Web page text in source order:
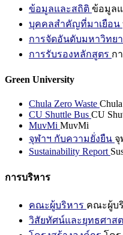
ข้อมูลและสถิติ ข้อมูล
บุคคลสำคัญที่มาเยือน
การจัดอันดับมหาวิทย
การรับรองหลักสูตร ก
Green University
Chula Zero Waste
CU Shuttle Bus CU
MuvMi MuvMi
จุฬาฯ กับความยั่งยืน จุ
Sustainability Report
การบริหาร
คณะผู้บริหาร คณะผู้บ
วิสัยทัศน์และยุทธศาส